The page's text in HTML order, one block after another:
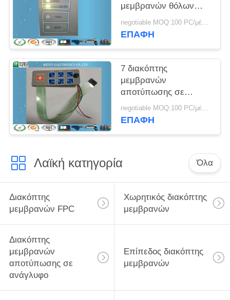
μεμβρανών θόλων
μετάλλων τυπωμένων
υλών οθόνης μεταξιού
negotiable MOQ:100 PC/μέρος
ΕΠΑΦΉ
7 διακόπτης
μεμβρανών
αποτύπωσης σε
ανάγλυφο τυπωμένων
υλών οθόνης μεταξιού
negotiable MOQ:100 PC/μέρος
ΕΠΑΦΉ
Λαϊκή κατηγορία Όλα
Διακόπτης
μεμβρανών FPC
Χωρητικός διακόπτης
μεμβρανών
Διακόπτης
μεμβρανών
αποτύπωσης σε
ανάγλυφο
Επίπεδος διακόπτης
μεμβρανών